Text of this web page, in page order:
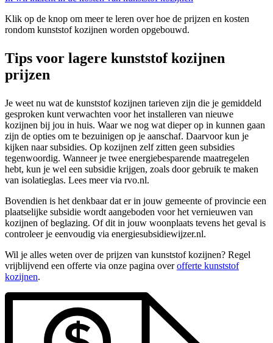
Klik op de knop om meer te leren over hoe de prijzen en kosten
rondom kunststof kozijnen worden opgebouwd.
Tips voor lagere kunststof kozijnen
prijzen
Je weet nu wat de kunststof kozijnen tarieven zijn die je gemiddeld
gesproken kunt verwachten voor het installeren van nieuwe
kozijnen bij jou in huis. Waar we nog wat dieper op in kunnen gaan
zijn de opties om te bezuinigen op je aanschaf. Daarvoor kun je
kijken naar subsidies. Op kozijnen zelf zitten geen subsidies
tegenwoordig. Wanneer je twee energiebesparende maatregelen
hebt, kun je wel een subsidie krijgen, zoals door gebruik te maken
van isolatieglas. Lees meer via rvo.nl.
Bovendien is het denkbaar dat er in jouw gemeente of provincie een
plaatselijke subsidie wordt aangeboden voor het vernieuwen van
kozijnen of beglazing. Of dit in jouw woonplaats tevens het geval is
controleer je eenvoudig via energiesubsidiewijzer.nl.
Wil je alles weten over de prijzen van kunststof kozijnen? Regel
vrijblijvend een offerte via onze pagina overofferte kunststof
kozijnen.